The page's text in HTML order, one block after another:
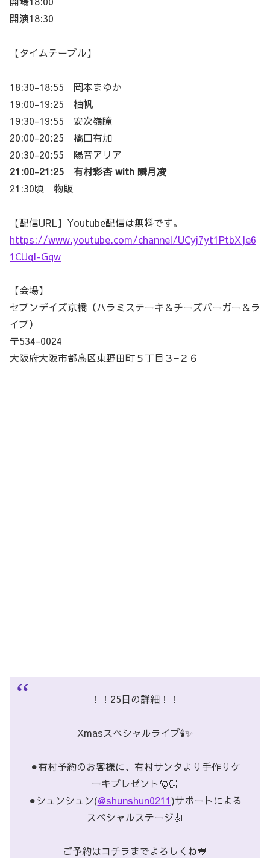
開演18:30
【タイムテーブル】
18:30-18:55 岡本まゆか
19:00-19:25 柚帆
19:30-19:55 安次嶺瞳
20:00-20:25 橋口有加
20:30-20:55 陽音アリア
21:00-21:25 有村彩杏 with 瞬月凌
21:30頃 物販
【配信URL】Youtube配信は無料です。
https://www.youtube.com/channel/UCyj7yt1PtbXJe6
1CUqI-Gqw
【会場】
セブンデイズ京橋（ハラミステーキ＆チーズバーガー＆ラ
イブ）
〒534-0024
大阪府大阪市都島区東野田町５丁目３−２６
！！25日の詳細！！
Xmasスペシャルライブ🕯✨
⚫︎有村予約のお客様に、有村サンタより手作りケ
ーキプレゼント🎅🏻
⚫︎シュンシュン(@shunshun0211)サポートによる
スペシャルステージ🎻
ご予約はコチラまでよろしくね💙